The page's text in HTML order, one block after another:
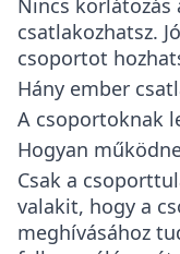
Nincs korlátozás
csatlakozhatsz.
csoportot
Hány ember
A csoportoknak
Hogyan
Csak a
valakit, hogy a
meghívásához